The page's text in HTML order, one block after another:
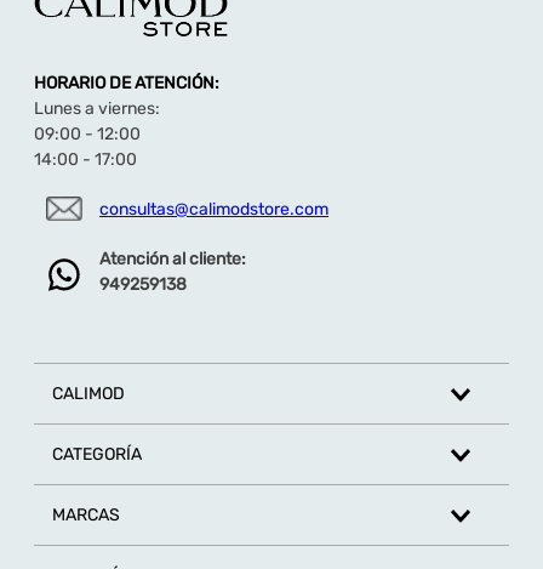
HORARIO DE ATENCIÓN:
Lunes a viernes:
09:00 - 12:00
14:00 - 17:00
consultas@calimodstore.com
Atención al cliente:
949259138
CALIMOD
CATEGORÍA
MARCAS